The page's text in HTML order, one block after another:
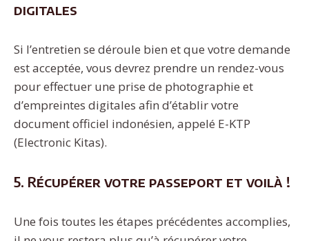
digitales
Si l’entretien se déroule bien et que votre demande
est acceptée, vous devrez prendre un rendez-vous
pour effectuer une prise de photographie et
d’empreintes digitales afin d’établir votre
document officiel indonésien, appelé E-KTP
(Electronic Kitas).
5. Récupérer votre passeport et voilà !
Une fois toutes les étapes précédentes accomplies,